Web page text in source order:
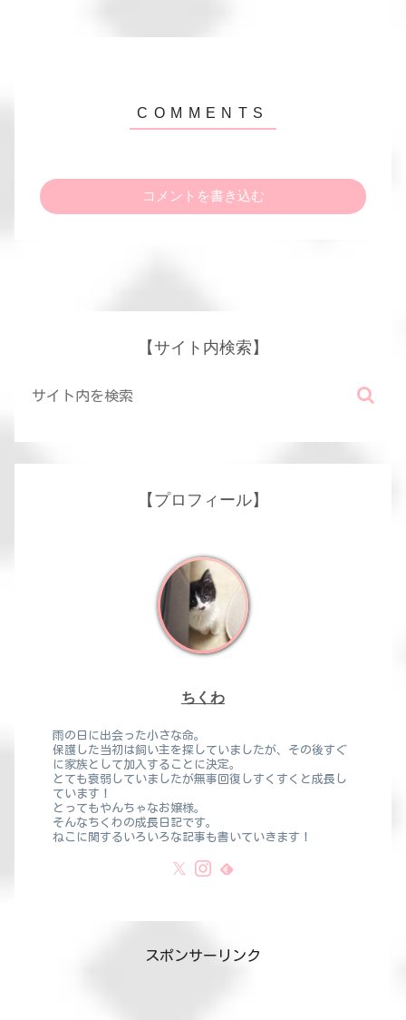
コメントを書き込む
【サイト内検索】
【プロフィール】
ちくわ
雨の日に出会った小さな命。
保護した当初は飼い主を探していましたが、その後すぐ
に家族として加入することに決定。
とても衰弱していましたが無事回復しすくすくと成長し
ています！
とってもやんちゃなお嬢様。
そんなちくわの成長日記です。
ねこに関するいろいろな記事も書いていきます！
スポンサーリンク